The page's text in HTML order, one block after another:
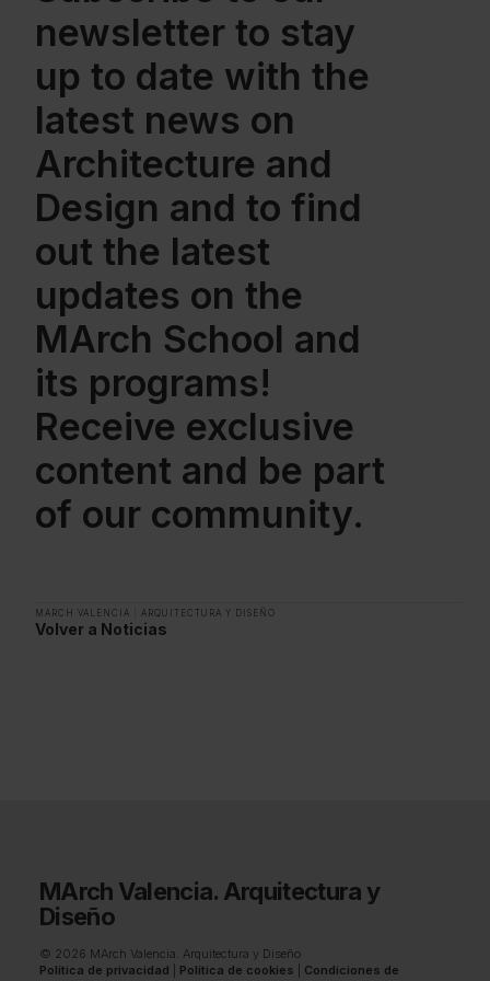
newsletter to stay
up to date with the
latest news on
Architecture and
Design and to find
out the latest
updates on the
MArch School and
its programs!
Receive exclusive
content and be part
of our community.
MARCH VALENCIA ARQUITECTURA Y DISEÑO
Volver a Noticias
MArch Valencia. Arquitectura y
Diseño
© 2026 MArch Valencia. Arquitectura y Diseño
Política de privacidad
Política de cookies
Condiciones de
Gracias, de momento no me interesa